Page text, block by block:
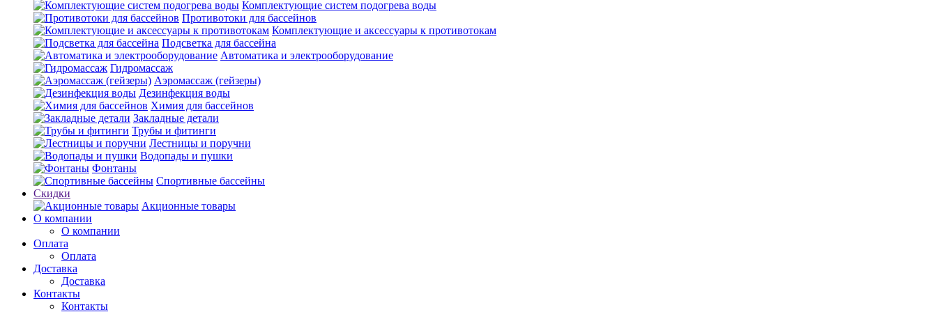
Комплектующие систем подогрева воды
Противотоки для бассейнов
Комплектующие и аксессуары к противотокам
Подсветка для бассейна
Автоматика и электрооборудование
Гидромассаж
Аэромассаж (гейзеры)
Дезинфекция воды
Химия для бассейнов
Закладные детали
Трубы и фитинги
Лестницы и поручни
Водопады и пушки
Фонтаны
Спортивные бассейны
Скидки
Акционные товары
О компании
О компании
Оплата
Оплата
Доставка
Доставка
Контакты
Контакты